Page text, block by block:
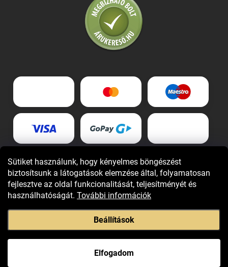
Sütiket használunk, hogy kényelmes böngészést
biztosítsunk a látogatások elemzése által, folyamatosan
fejlesztve az oldal funkcionalitását, teljesítményét és
használhatóságát. További információk
Beállítások
Elfogadom